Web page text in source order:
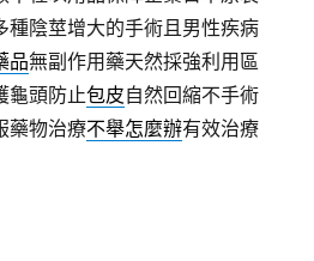
種陰莖增大的手術且男性疾病
品無副作用藥天然採強利用區
龜頭防止包皮自然回縮不手術
藥物治療不舉怎麼辦有效治療